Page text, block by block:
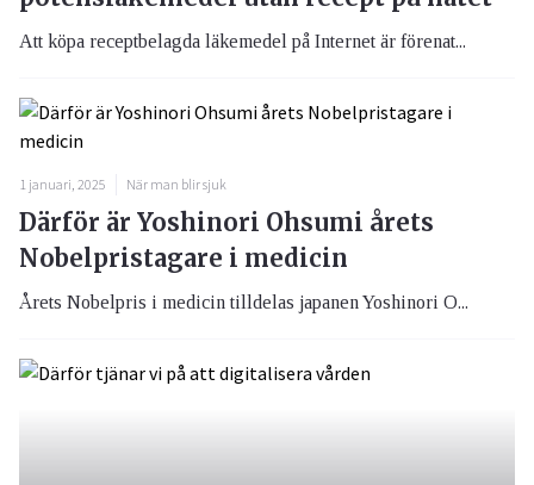
Att köpa receptbelagda läkemedel på Internet är förenat...
1 januari, 2025 När man blir sjuk
Därför är Yoshinori Ohsumi årets
Nobelpristagare i medicin
Årets Nobelpris i medicin tilldelas japanen Yoshinori O...